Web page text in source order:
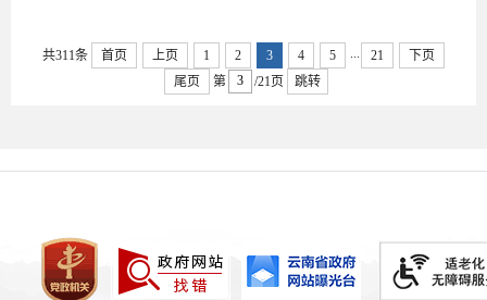
共311条 首页 上页 1 2 3 4 5 ... 21
下页
尾页
第 /21页 跳转